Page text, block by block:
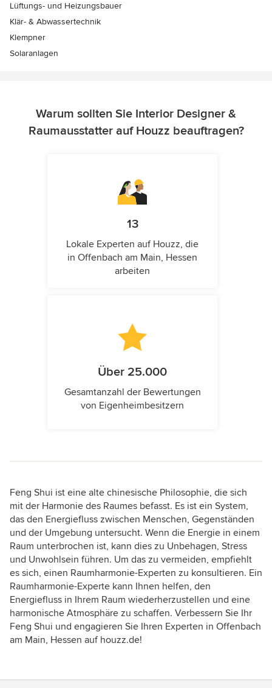
Lüftungs- und Heizungsbauer
Klär- & Abwassertechnik
Klempner
Solaranlagen
Warum sollten Sie Interior Designer &
Raumausstatter auf Houzz beauftragen?
13
Lokale Experten auf Houzz, die
in Offenbach am Main, Hessen
arbeiten
Über 25.000
Gesamtanzahl der Bewertungen
von Eigenheimbesitzern
Feng Shui ist eine alte chinesische Philosophie, die sich
mit der Harmonie des Raumes befasst. Es ist ein System,
das den Energiefluss zwischen Menschen, Gegenständen
und der Umgebung untersucht. Wenn die Energie in einem
Raum unterbrochen ist, kann dies zu Unbehagen, Stress
und Unwohlsein führen. Um das zu vermeiden, empfiehlt
es sich, einen Raumharmonie-Experten zu konsultieren. Ein
Raumharmonie-Experte kann Ihnen helfen, den
Energiefluss in Ihrem Raum wiederherzustellen und eine
harmonische Atmosphäre zu schaffen. Verbessern Sie Ihr
Feng Shui und engagieren Sie Ihren Experten in Offenbach
am Main, Hessen auf houzz.de!